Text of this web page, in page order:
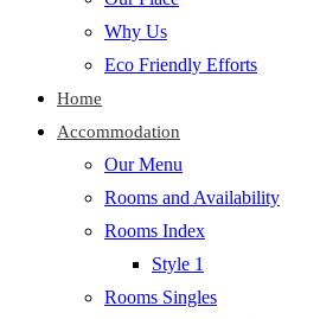
Why Us
Eco Friendly Efforts
Home
Accommodation
Our Menu
Rooms and Availability
Rooms Index
Style 1
Rooms Singles